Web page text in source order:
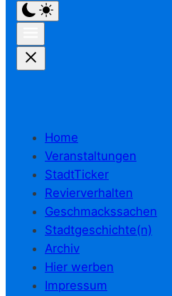
Home
Veranstaltungen
StadtTicker
Revierverhalten
Geschmackssachen
Stadtgeschichte(n)
Archiv
Hier werben
Impressum